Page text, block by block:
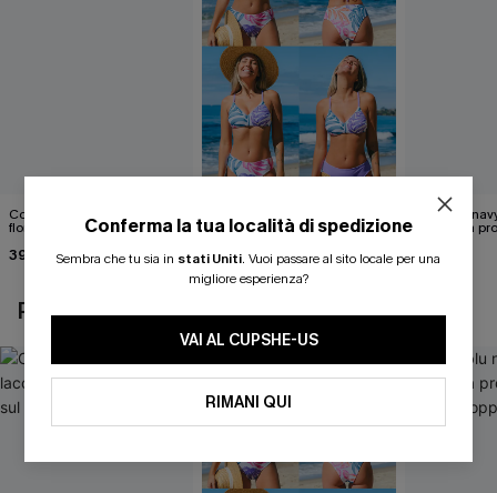
Costume intero con lacci
floreali svolazzanti sul retro
39,00 €
reversibile e pantaloni a vita
40,00 €
Abito blu
scollatura
24,90 €
POTREBBE INTERESSARTI ANCHE
Conferma la tua località di spedizione
Sembra che tu sia in stati Uniti. Vuoi passare al sito locale per una
migliore esperienza?
VAI AL CUPSHE-US
RIMANI QUI